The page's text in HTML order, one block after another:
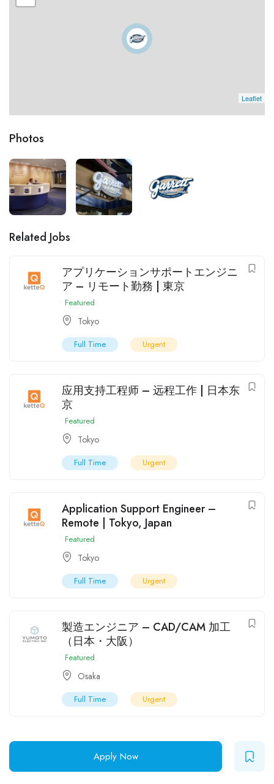
Leaflet
Photos
Related Jobs
アプリケーションサポートエンジニ
ア – リモート勤務 | 東京
Featured
Tokyo
Full Time Urgent
应用支持工程师 – 远程工作 | 日本东
京
Featured
Tokyo
Full Time Urgent
Application Support Engineer –
Remote | Tokyo, Japan
Featured
Tokyo
Full Time Urgent
製造エンジニア – CAD/CAM 加工
（日本・大阪）
Featured
Osaka
Full Time Urgent
Apply Now